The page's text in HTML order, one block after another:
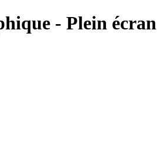
- Plein écran